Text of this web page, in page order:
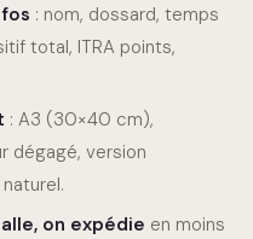
: nom, dossard, temps
total, ITRA points,
: A3 (30×40 cm),
dégagé, version
on expédie en moins